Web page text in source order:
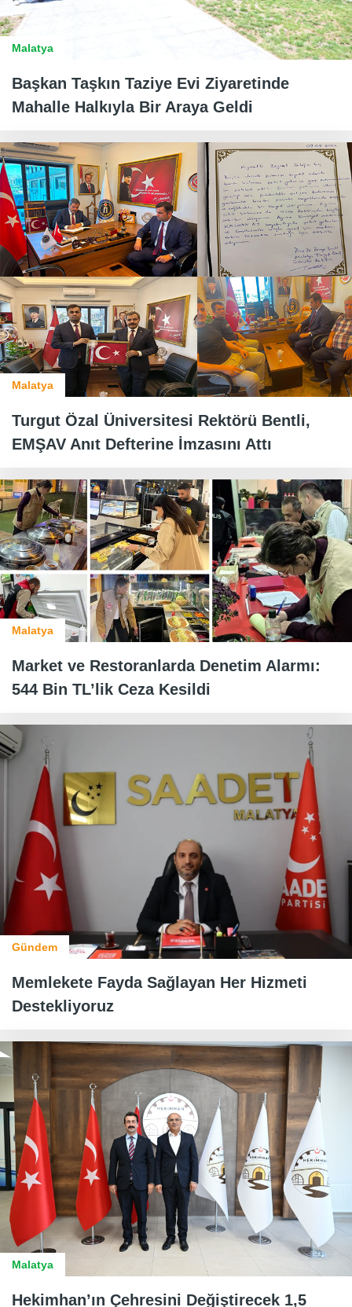
Malatya
Başkan Taşkın Taziye Evi Ziyaretinde
Mahalle Halkıyla Bir Araya Geldi
Malatya
Turgut Özal Üniversitesi Rektörü Bentli,
EMŞAV Anıt Defterine İmzasını Attı
Malatya
Market ve Restoranlarda Denetim Alarmı:
544 Bin TL’lik Ceza Kesildi
Gündem
Memlekete Fayda Sağlayan Her Hizmeti
Destekliyoruz
Malatya
Hekimhan’ın Çehresini Değiştirecek 1,5